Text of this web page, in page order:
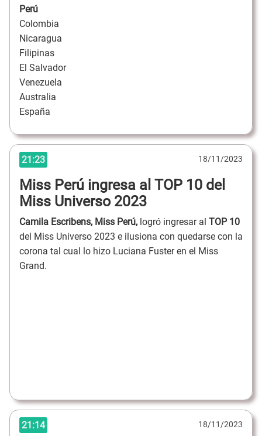
Perú
Colombia
Nicaragua
Filipinas
El Salvador
Venezuela
Australia
España
21:23 18/11/2023
Miss Perú ingresa al TOP 10 del
Miss Universo 2023
Camila Escribens, Miss Perú, logró ingresar al TOP 10
del Miss Universo 2023 e ilusiona con quedarse con la
corona tal cual lo hizo Luciana Fuster en el Miss
Grand.
21:14 18/11/2023